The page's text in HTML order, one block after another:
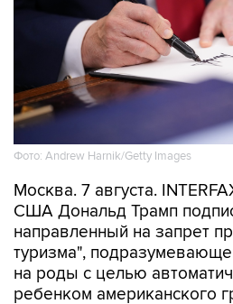
Фото: Andrew Harnik/Getty Images
Москва. 7 августа.
направленный на запрет
туризма",
на роды с целью
ребенком американского
сообщаетсяна сайте